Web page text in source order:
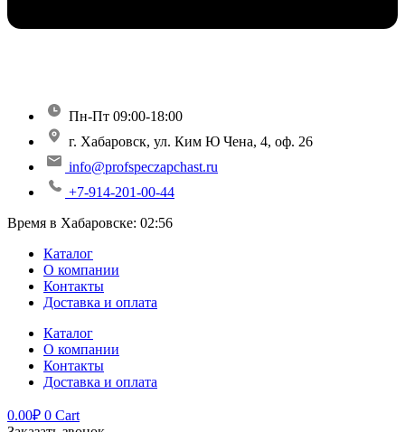
Пн-Пт 09:00-18:00
г. Хабаровск, ул. Ким Ю Чена, 4, оф. 26
info@profspeczapchast.ru
+7-914-201-00-44
Время в Хабаровске: 02:56
Каталог
О компании
Контакты
Доставка и оплата
Каталог
О компании
Контакты
Доставка и оплата
0.00₽ 0 Cart